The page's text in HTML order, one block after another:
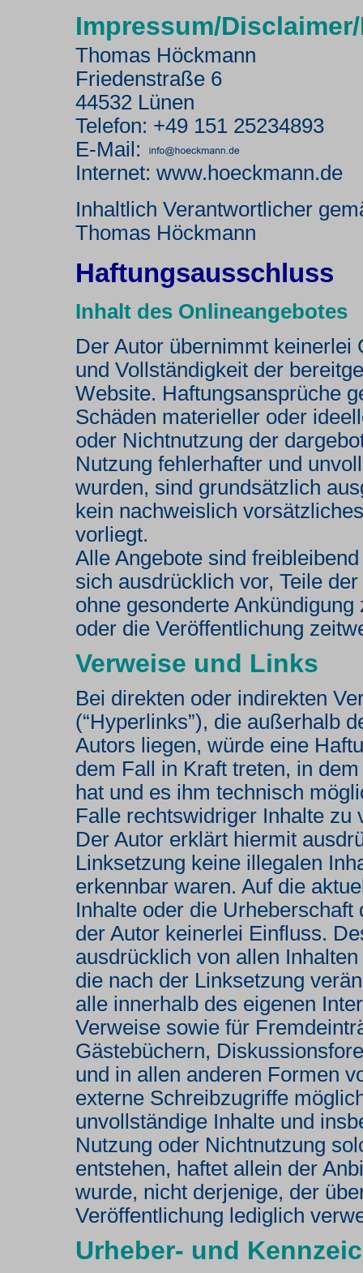
Impressum/
Thomas Höckmann
Friedenstraße 6
44532 Lünen
Telefon: +49 151 25234893
E-Mail:
Internet: www.hoeckmann.de
Inhaltlich Verantwortlicher
Thomas Höckmann
Haftungsausschluss
Inhalt des Onlineangebotes
Der Autor übernimmt keinerlei
und Vollständigkeit der
Website. Haftungsansprüche
Schäden materieller oder
oder Nichtnutzung der
Nutzung fehlerhafter und
wurden, sind grundsätzlich
kein nachweislich
vorliegt.
Alle Angebote sind
sich ausdrücklich vor, Teile
ohne gesonderte
oder die Veröffentlichung
Verweise und Links
Bei direkten oder indirekten
(“Hyperlinks”), die außerhalb
Autors liegen, würde eine
dem Fall in Kraft treten, in
hat und es ihm technisch
Falle rechtswidriger Inhalte zu
Der Autor erklärt hiermit
Linksetzung keine illegalen
erkennbar waren. Auf die
Inhalte oder die
der Autor keinerlei Einfluss.
ausdrücklich von allen
die nach der Linksetzung
alle innerhalb des eigenen
Verweise sowie für
Gästebüchern,
und in allen anderen Formen
externe Schreibzugriffe
unvollständige Inhalte und
Nutzung oder Nichtnutzung
entstehen, haftet allein der
wurde, nicht derjenige, der
Veröffentlichung lediglich
Urheber- und